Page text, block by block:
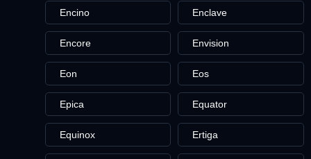
Encino Enclave
Encore Envision
Eon Eos
Epica Equator
Equinox Ertiga